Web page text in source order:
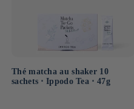
Thé matcha au shaker 10
sachets ⋅ Ippodo Tea ⋅ 47g